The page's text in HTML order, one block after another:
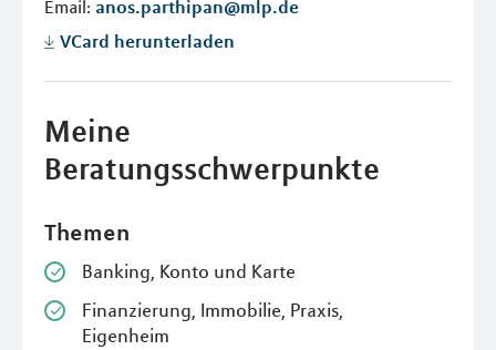
Email: anos.parthipan@mlp.de
VCard herunterladen
Meine
Beratungsschwerpunkte
Themen
Banking, Konto und Karte
Finanzierung, Immobilie, Praxis,
Eigenheim